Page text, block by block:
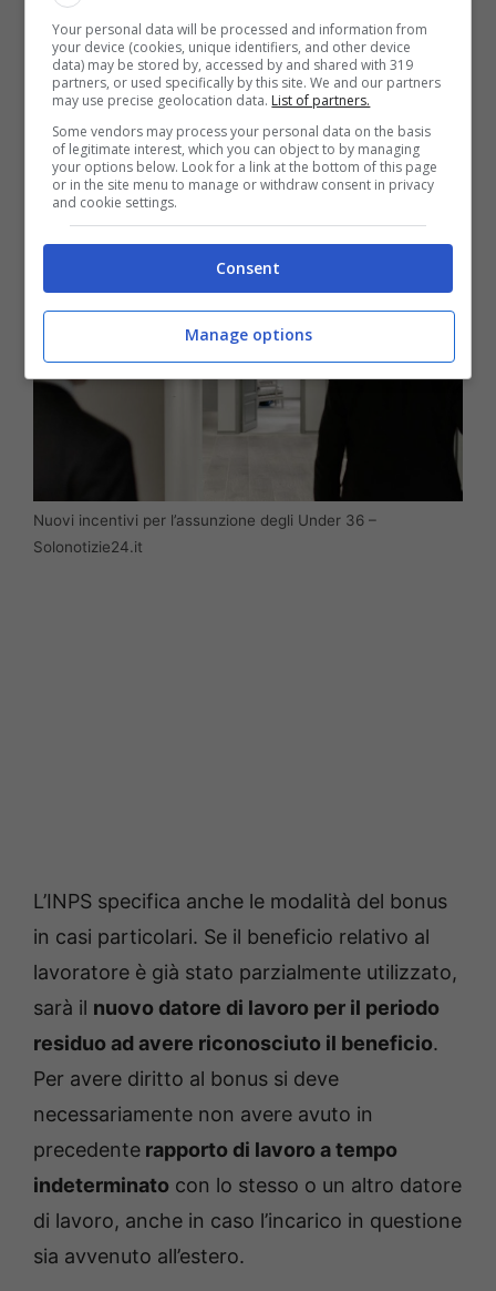
L’applicazione della normativa è condizionata
all’Unione Europea, pertanto le aziende che
vorranno usufruire del bonus dovranno
attendereil via libera dalle istituzioni
continentali, che dovrà approvare la richiesta.
Nuovi incentivi per l’assunzione degli Under 36 –
Solonotizie24.it
L’INPS specifica anche le modalità del bonus
in casi particolari. Se il beneficio relativo al
lavoratore è già stato parzialmente utilizzato,
sarà il nuovo datore di lavoro per il periodo
residuo ad avere riconosciuto il beneficio.
Per avere diritto al bonus si deve
necessariamente non avere avuto in
precedente rapporto di lavoro a tempo
indeterminato con lo stesso o un altro datore
di lavoro, anche in caso l’incarico in questione
sia avvenuto all’estero.
Your personal data will be processed and information from
your device (cookies, unique identifiers, and other device
data) may be stored by, accessed by and shared with 319
partners, or used specifically by this site. We and our partners
may use precise geolocation data. List of partners.
Some vendors may process your personal data on the basis
of legitimate interest, which you can object to by managing
your options below. Look for a link at the bottom of this page
or in the site menu to manage or withdraw consent in privacy
and cookie settings.
Consent
Manage options